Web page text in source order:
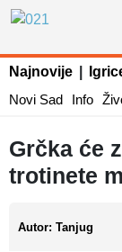
Najnovije
Novi Sad
Info
Grčka će
trotinete
Autor: Tanjug